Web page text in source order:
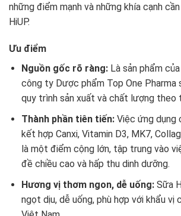
những điểm mạnh và những khía cạnh
HiUP.
Ưu điểm
Nguồn gốc rõ ràng:Là sản phẩm
công ty Dược phẩm Top One Pharma
quy trình sản xuất và chất lượng theo
Thành phần tiên tiến:Việc ứng dụng
kết hợp Canxi, Vitamin D3, MK7,
là một điểm cộng lớn, tập trung vào
đề chiều cao và hấp thu dinh dưỡng.
Hương vị thơm ngon, dễ uống:Sữa
ngọt dịu, dễ uống, phù hợp với khẩu vị